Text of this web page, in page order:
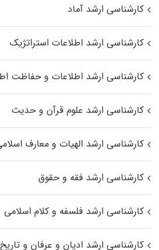
کارشناسی ارشد آماد
کارشناسی ارشد اطلاعات استراتژیک
کارشناسی ارشد اطلاعات و حفاظت
کارشناسی ارشد علوم قرآن و حدیث
کارشناسی ارشد الهیات و معارف
کارشناسی ارشد فقه و حقوق
کارشناسی ارشد فلسفه و کلام اسلامی
کارشناسی ارشد ادیان و عرفان و